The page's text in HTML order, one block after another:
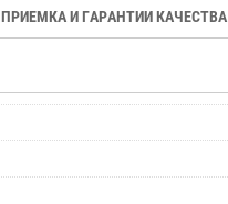
ПРИЕМКА И ГАРАНТИИ КАЧЕСТВА